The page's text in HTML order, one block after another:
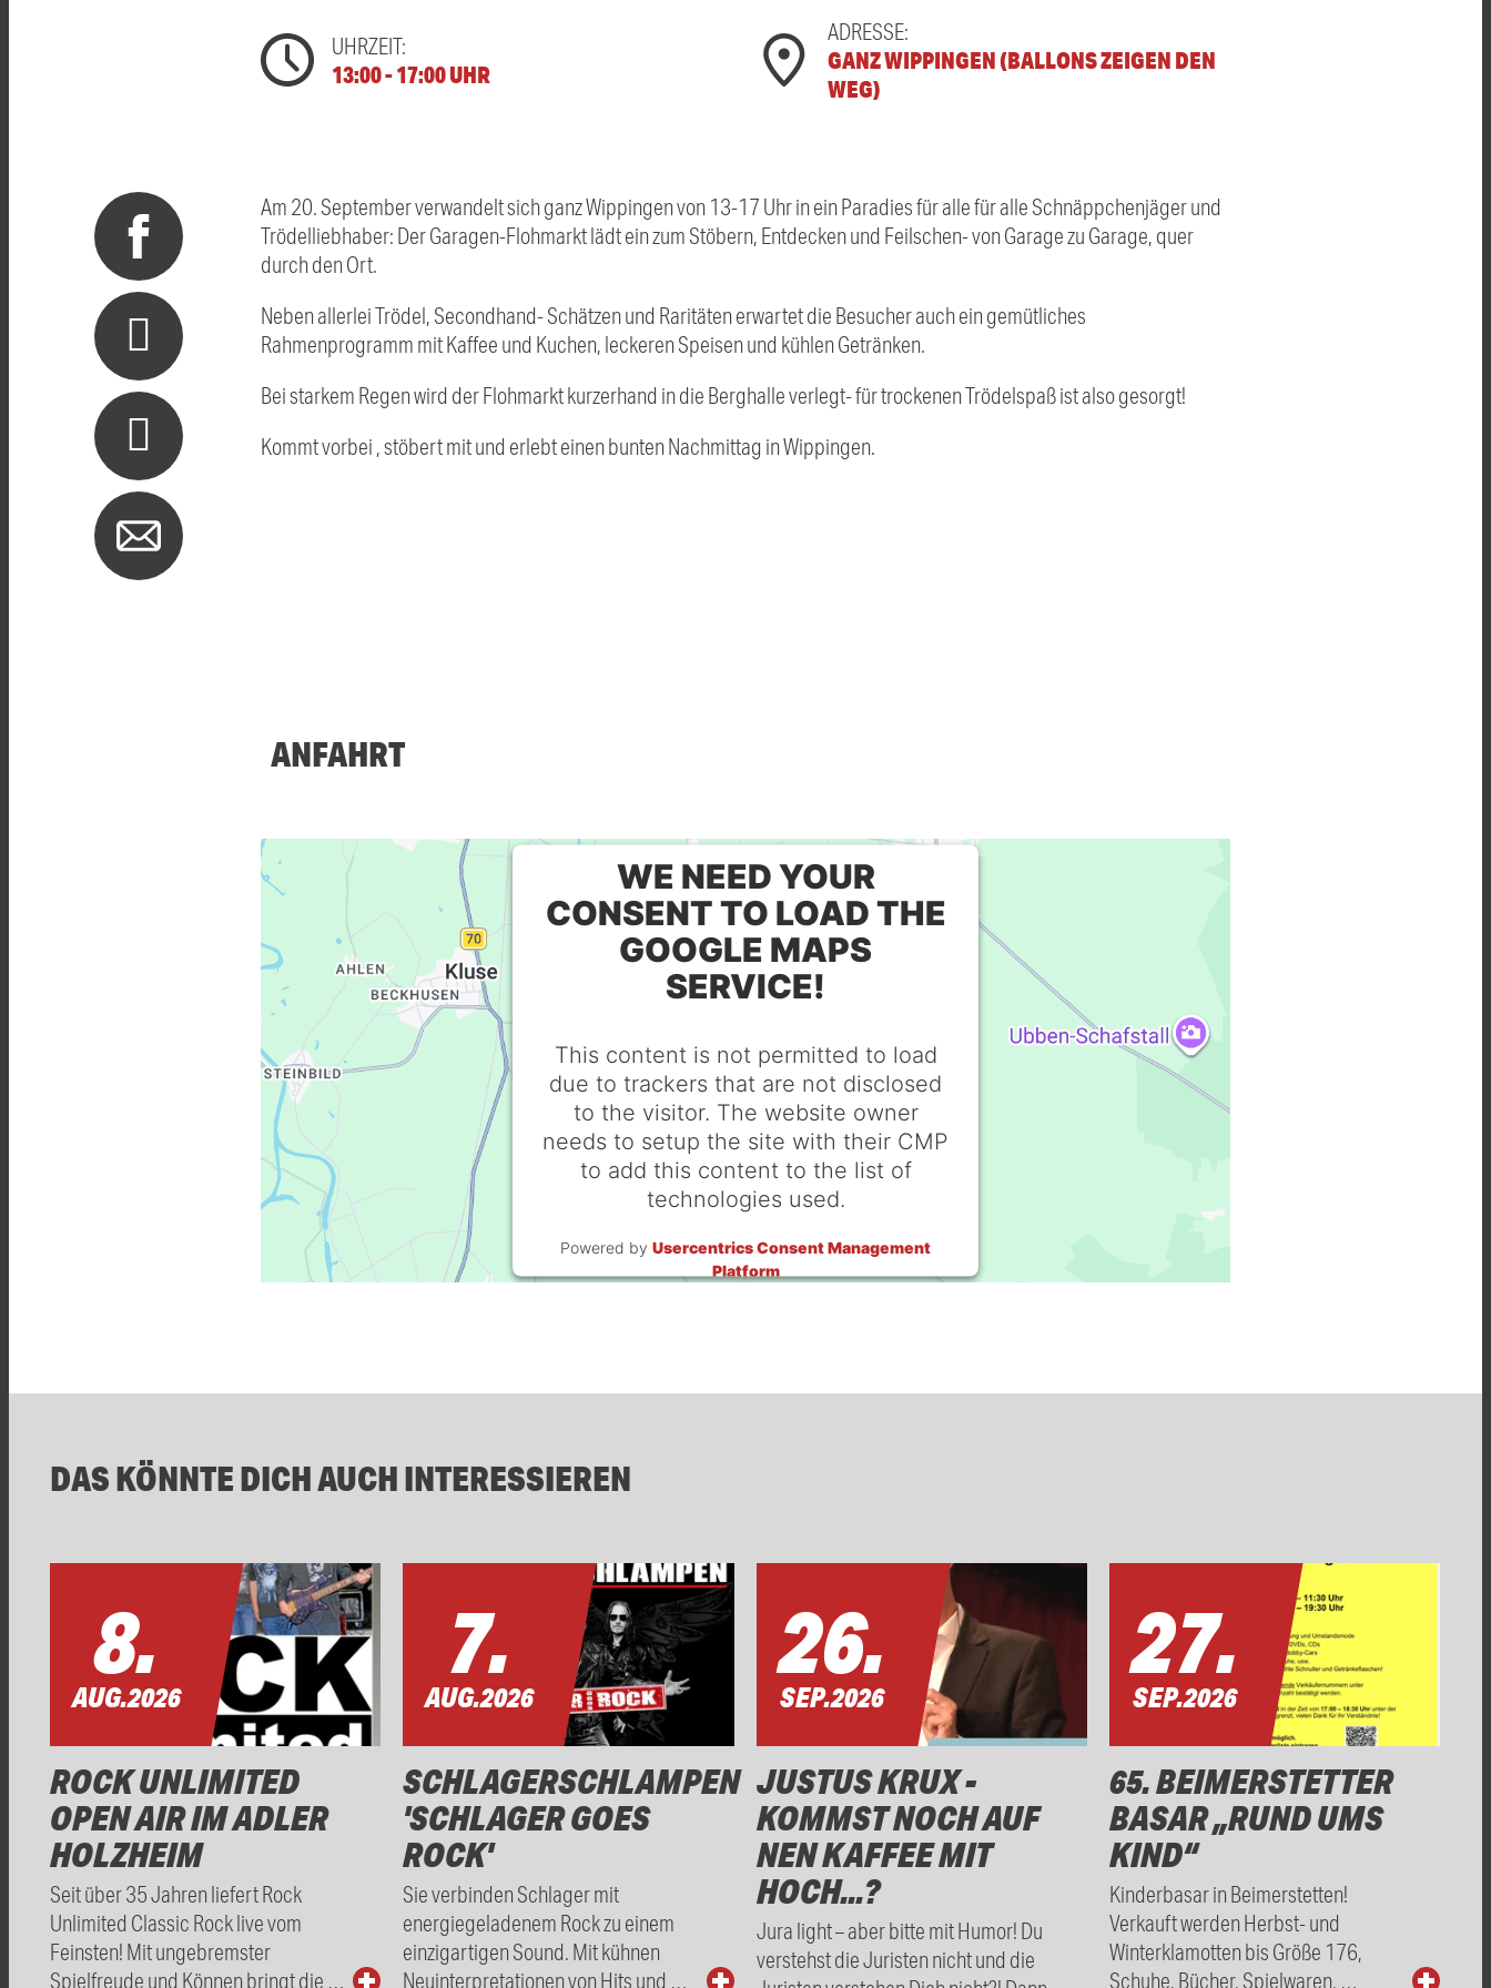
UHRZEIT:
13:00 - 17:00 UHR
ADRESSE:
GANZ WIPPINGEN (BALLONS ZEIGEN DEN
WEG)
Am 20. September verwandelt sich ganz Wippingen von 13-17 Uhr in ein Paradies für alle für alle Schnäppchenjäger und
Trödelliebhaber: Der Garagen-Flohmarkt lädt ein zum Stöbern, Entdecken und Feilschen- von Garage zu Garage, quer
durch den Ort.
Neben allerlei Trödel, Secondhand- Schätzen und Raritäten erwartet die Besucher auch ein gemütliches
Rahmenprogramm mit Kaffee und Kuchen, leckeren Speisen und kühlen Getränken.
Bei starkem Regen wird der Flohmarkt kurzerhand in die Berghalle verlegt- für trockenen Trödelspaß ist also gesorgt!
Kommt vorbei , stöbert mit und erlebt einen bunten Nachmittag in Wippingen.
ANFAHRT
WE NEED YOUR
CONSENT TO LOAD THE
GOOGLE MAPS
SERVICE!
This content is not permitted to load
due to trackers that are not disclosed
to the visitor. The website owner
needs to setup the site with their CMP
to add this content to the list of
technologies used.
Powered by Usercentrics Consent Management
Platform
DAS KÖNNTE DICH AUCH INTERESSIEREN
8.
AUG.2026
ROCK UNLIMITED
OPEN AIR IM ADLER
HOLZHEIM
Seit über 35 Jahren liefert Rock
Unlimited Classic Rock live vom
Feinsten! Mit ungebremster
Spielfreude und Können bringt die …
7.
AUG.2026
SCHLAGERSCHLAMPEN
'SCHLAGER GOES
ROCK'
Sie verbinden Schlager mit
energiegeladenem Rock zu einem
einzigartigen Sound. Mit kühnen
Neuinterpretationen von Hits und …
26.
SEP.2026
JUSTUS KRUX -
KOMMST NOCH AUF
NEN KAFFEE MIT
HOCH...?
Jura light – aber bitte mit Humor! Du
verstehst die Juristen nicht und die
27.
SEP.2026
65. BEIMERSTETTER
BASAR „RUND UMS
KIND“
Kinderbasar in Beimerstetten!
Verkauft werden Herbst- und
Winterklamotten bis Größe 176,
Schuhe, Bücher, Spielwaren, …